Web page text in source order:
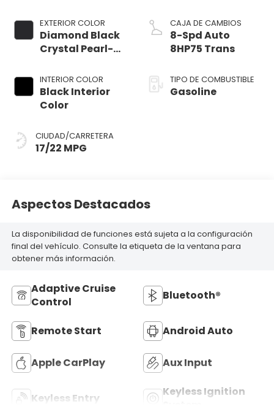
EXTERIOR COLOR
Diamond Black
Crystal Pearl-
Paint
INTERIOR COLOR
Black Interior
Color
CIUDAD/CARRETERA
17/22 MPG
CAJA DE CAMBIOS
8-Spd Auto
8HP75 Trans
TIPO DE COMBUSTIBLE
Gasoline
Aspectos Destacados
La disponibilidad de funciones está sujeta a la configuración
final del vehículo. Consulte la etiqueta de la ventana para
obtener más información.
Adaptive Cruise
Control
Bluetooth®
Remote Start Android Auto
Apple CarPlay Aux Input
Keyless Entry
Keyless Ignition